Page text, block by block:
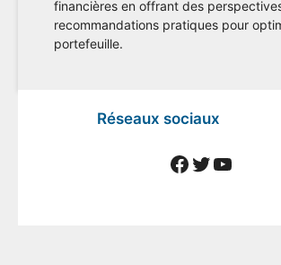
financières en offrant des
recommandations pratiques pour
portefeuille.
Réseaux sociaux
Facebook
Twitter